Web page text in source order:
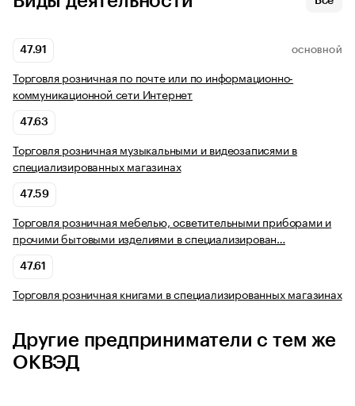
47.91 ОСНОВНОЙ
Торговля розничная по почте или по информационно-
коммуникационной сети Интернет
47.63
Торговля розничная музыкальными и видеозаписями в
специализированных магазинах
47.59
Торговля розничная мебелью, осветительными приборами и
прочими бытовыми изделиями в специализирован…
47.61
Торговля розничная книгами в специализированных магазинах
Другие предприниматели с тем же
ОКВЭД